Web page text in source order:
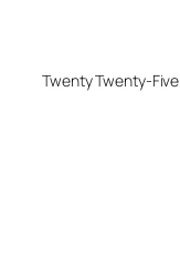
Twenty Twenty-Five